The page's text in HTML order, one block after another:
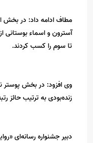
مطاف ادامه داد: در بخش
آسترون و اسماء بوستانی
تا سوم را کسب کردند.
وی افزود: در بخش پوستر
زنده‌بودی به ترتیب حائز
دبیر جشنواره رسانه‌ای